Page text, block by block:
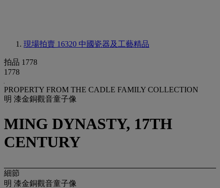
現場拍賣 16320 中國瓷器及工藝精品
拍品 1778
1778
PROPERTY FROM THE CADLE FAMILY COLLECTION
明 漆金銅觀音童子像
MING DYNASTY, 17TH
CENTURY
細節
明 漆金銅觀音童子像